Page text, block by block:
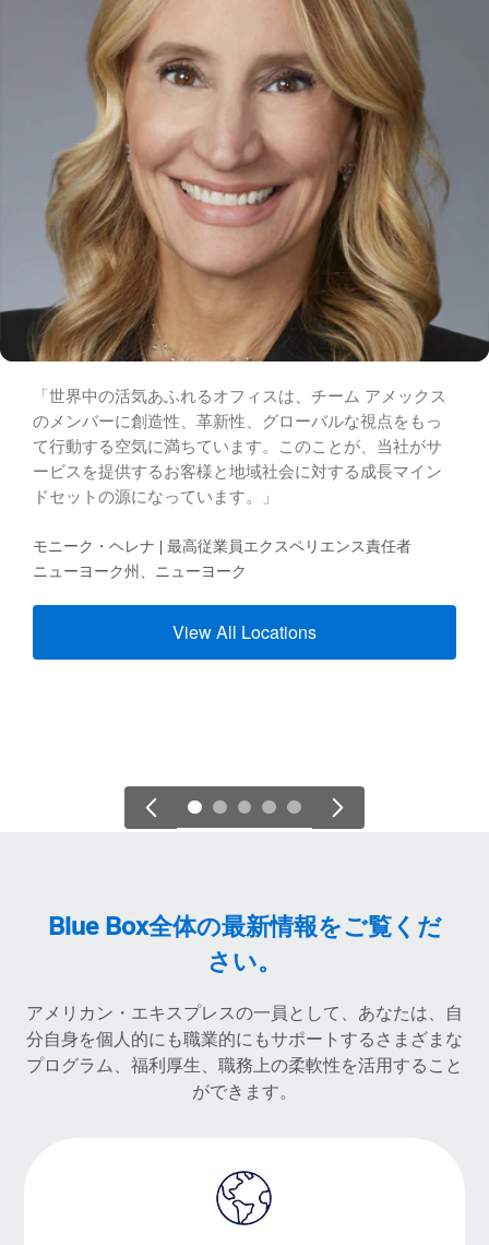
「世界中の活気あふれるオフィスは、チーム アメックス
のメンバーに創造性、革新性、グローバルな視点をもっ
て行動する空気に満ちています。このことが、当社がサ
ービスを提供するお客様と地域社会に対する成長マイン
ドセットの源になっています。」
モニーク・ヘレナ | 最高従業員エクスペリエンス責任者
ニューヨーク州、ニューヨーク
View All Locations
Blue Box全体の最新情報をご覧くだ
さい。
アメリカン・エキスプレスの一員として、あなたは、自
分自身を個人的にも職業的にもサポートするさまざまな
プログラム、福利厚生、職務上の柔軟性を活用すること
ができます。